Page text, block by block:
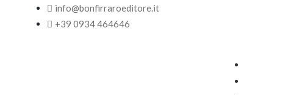
info@bonfirraroeditore.it
+39 0934 464646